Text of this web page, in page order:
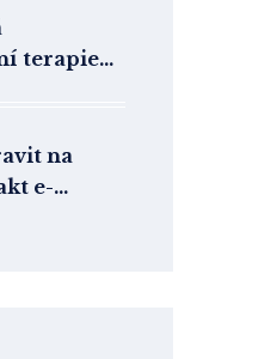
terapie
na
e-